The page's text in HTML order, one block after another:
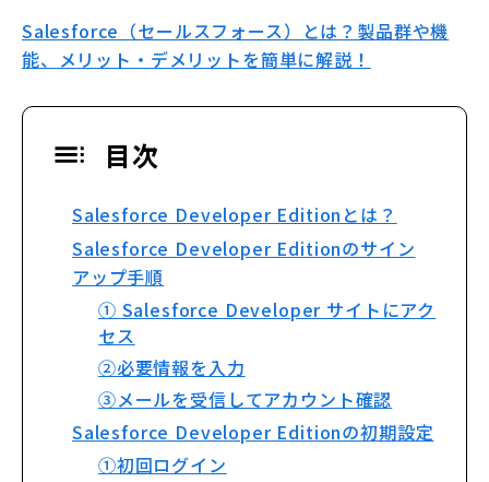
Salesforce（セールスフォース）とは？製品群や機
能、メリット・デメリットを簡単に解説！
目次
Salesforce Developer Editionとは？
Salesforce Developer Editionのサイン
アップ手順
① Salesforce Developer サイトにアク
セス
②必要情報を入力
③メールを受信してアカウント確認
Salesforce Developer Editionの初期設定
①初回ログイン